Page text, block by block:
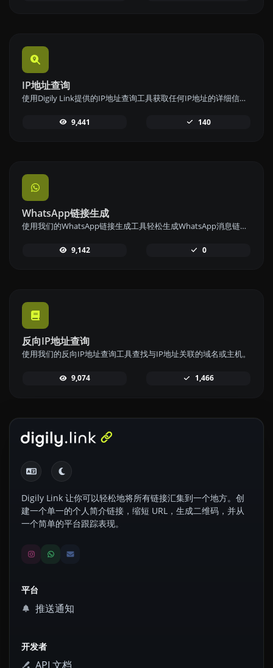
IP地址查询
使用Digily Link提供的IP地址查询工具获取任何IP地址的详细信息。
9,441 140
WhatsApp链接生成
使用我们的WhatsApp链接生成工具轻松生成WhatsApp消息链接，实现快速沟通。
9,142 0
反向IP地址查询
使用我们的反向IP地址查询工具查找与IP地址关联的域名或主机。
9,074 1,466
Digily Link 让你可以轻松地将所有链接汇集到一个地方。创
建一个单一的个人简介链接，缩短 URL，生成二维码，并从
一个简单的平台跟踪表现。
平台
推送通知
开发者
API 文档